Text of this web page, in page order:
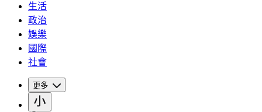
生活
政治
娛樂
國際
社會
更多